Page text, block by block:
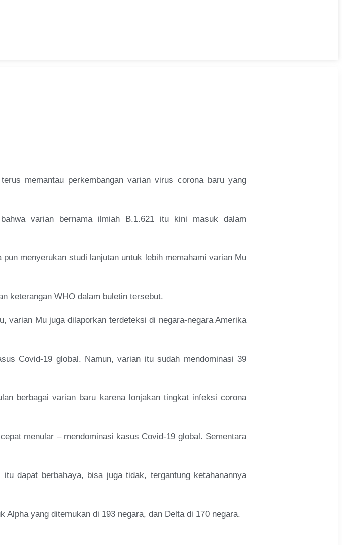
memantau perkembangan varian virus corona baru yang
varian bernama ilmiah B.1.621 itu kini masuk dalam
menyerukan studi lanjutan untuk lebih memahami varian Mu
keterangan WHO dalam buletin tersebut.
varian Mu juga dilaporkan terdeteksi di negara-negara Amerika
Covid-19 global. Namun, varian itu sudah mendominasi 39
berbagai varian baru karena lonjakan tingkat infeksi corona
menular – mendominasi kasus Covid-19 global. Sementara
dapat berbahaya, bisa juga tidak, tergantung ketahanannya
yang ditemukan di 193 negara, dan Delta di 170 negara.